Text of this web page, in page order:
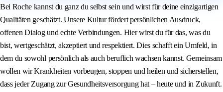
Bei Roche kannst du ganz du selbst sein und wirst für deine einzigartigen
Qualitäten geschätzt. Unsere Kultur fördert persönlichen Ausdruck,
offenen Dialog und echte Verbindungen. Hier wirst du für das, was du
bist, wertgeschätzt, akzeptiert und respektiert. Dies schafft ein Umfeld, in
dem du sowohl persönlich als auch beruflich wachsen kannst. Gemeinsam
wollen wir Krankheiten vorbeugen, stoppen und heilen und sicherstellen,
dass jeder Zugang zur Gesundheitsversorgung hat – heute und in Zukunft.